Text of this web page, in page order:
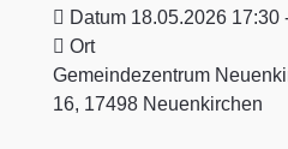
Datum 18.05.2026 17:30
Ort
Gemeindezentrum
16, 17498 Neuenkirchen